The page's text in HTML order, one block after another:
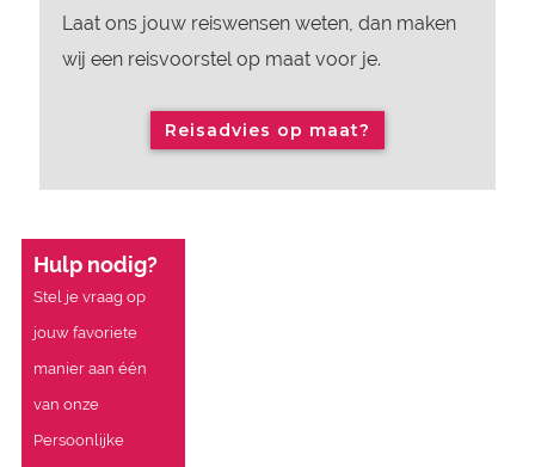
Laat ons jouw reiswensen weten, dan maken
wij een reisvoorstel op maat voor je.
Reisadvies op maat?
Hulp nodig?
Stel je vraag op
jouw favoriete
manier aan één
van onze
Persoonlijke